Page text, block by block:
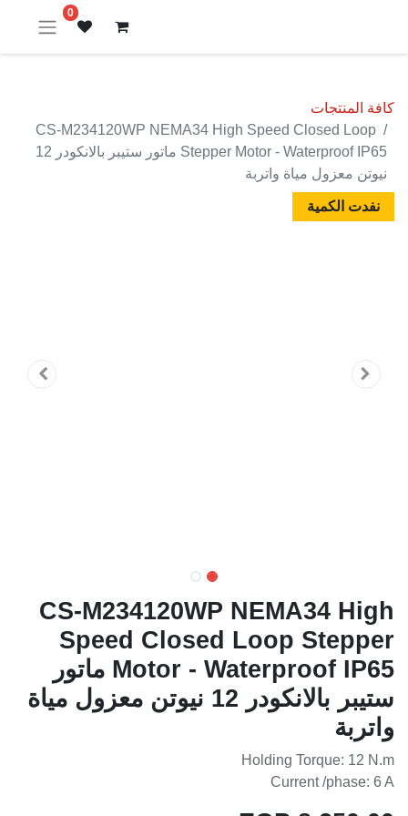
0
كافة المنتجات
CS-M234120WP NEMA34 High Speed Closed Loop
Stepper Motor - Waterproof IP65 ماتور ستيبر بالانكودر 12
نيوتن معزول مياة واتربة
نفدت الكمية
CS-M234120WP NEMA34 High
Speed Closed Loop Stepper
Motor - Waterproof IP65 ماتور
ستيبر بالانكودر 12 نيوتن معزول مياة
واتربة
Holding Torque: 12 N.m
Current /phase: 6 A